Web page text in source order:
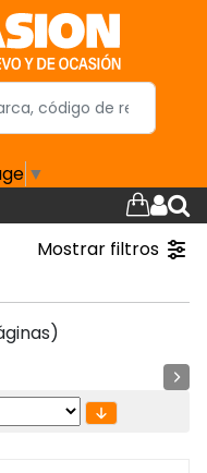
▼
Mostrar filtros